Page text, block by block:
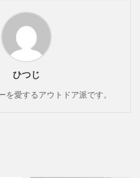
ひつじ
を愛するアウトドア派です。